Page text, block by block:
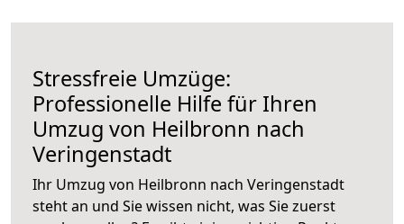
Stressfreie Umzüge:
Professionelle Hilfe für Ihren
Umzug von Heilbronn nach
Veringenstadt
Ihr Umzug von Heilbronn nach Veringenstadt
steht an und Sie wissen nicht, was Sie zuerst